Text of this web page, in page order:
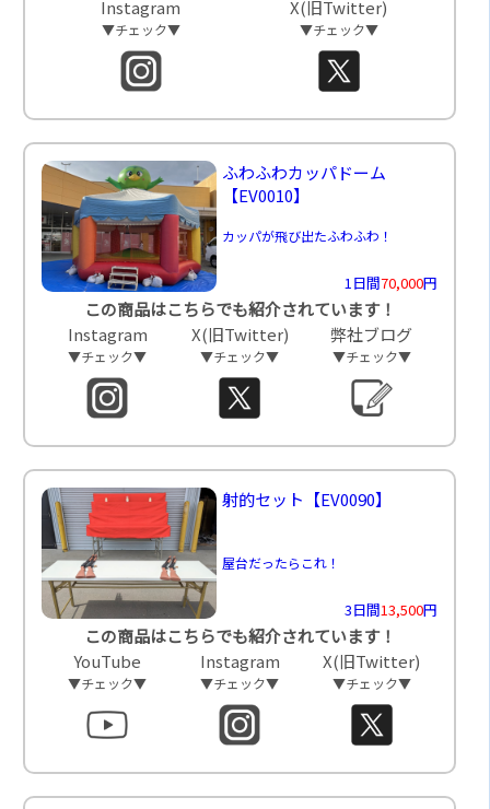
Instagram
▼チェック▼
X(旧Twitter)
▼チェック▼
ふわふわカッパドーム
【EV0010】
カッパが飛び出たふわふわ！
1日間70,000円
この商品はこちらでも紹介されています！
Instagram
▼チェック▼
X(旧Twitter)
▼チェック▼
弊社ブログ
▼チェック▼
射的セット 【EV0090】
屋台だったらこれ！
3日間13,500円
この商品はこちらでも紹介されています！
YouTube
▼チェック▼
Instagram
▼チェック▼
X(旧Twitter)
▼チェック▼